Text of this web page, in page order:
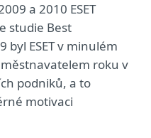
a 2010 ESET
studie Best
byl ESET v minulém
roku v
podniků, a to
motivaci